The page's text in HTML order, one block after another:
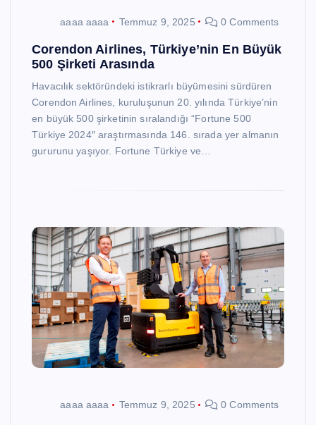
aaaa aaaa Temmuz 9, 2025 0 Comments
Corendon Airlines, Türkiye’nin En Büyük
500 Şirketi Arasında
Havacılık sektöründeki istikrarlı büyümesini sürdüren
Corendon Airlines, kuruluşunun 20. yılında Türkiye’nin
en büyük 500 şirketinin sıralandığı “Fortune 500
Türkiye 2024″ araştırmasında 146. sırada yer almanın
gururunu yaşıyor. Fortune Türkiye ve…
aaaa aaaa Temmuz 9, 2025 0 Comments